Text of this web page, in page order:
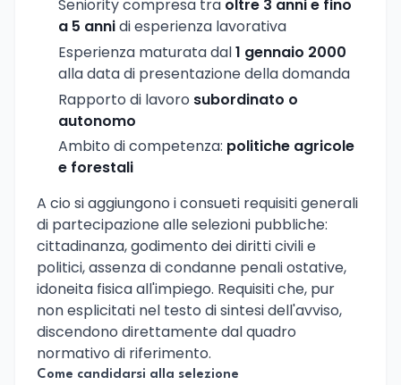
Seniority compresa tra oltre 3 anni e fino
a 5 annidi esperienza lavorativa
Esperienza maturata dal1 gennaio 2000
alla data di presentazione della domanda
Rapporto di lavoro subordinato o
autonomo
Ambito di competenza: politiche agricole
e forestali
A cio si aggiungono i consueti requisiti generali
di partecipazione alle selezioni pubbliche:
cittadinanza, godimento dei diritti civili e
politici, assenza di condanne penali ostative,
idoneita fisica all'impiego. Requisiti che, pur
non esplicitati nel testo di sintesi dell'avviso,
discendono direttamente dal quadro
normativo di riferimento.
Come candidarsi alla selezione